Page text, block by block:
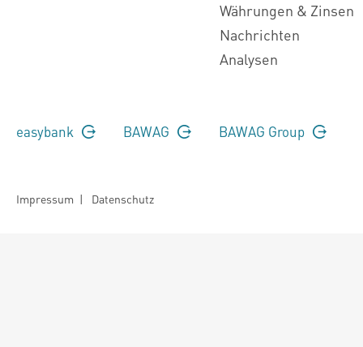
Währungen & Zinsen
Nachrichten
Analysen
easybank BAWAG BAWAG Group
Impressum | Datenschutz